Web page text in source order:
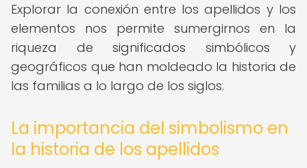
Explorar la conexión entre los apellidos y los
elementos nos permite sumergirnos en la
riqueza de significados simbólicos y
geográficos que han moldeado la historia de
las familias a lo largo de los siglos.
La importancia del simbolismo en
la historia de los apellidos